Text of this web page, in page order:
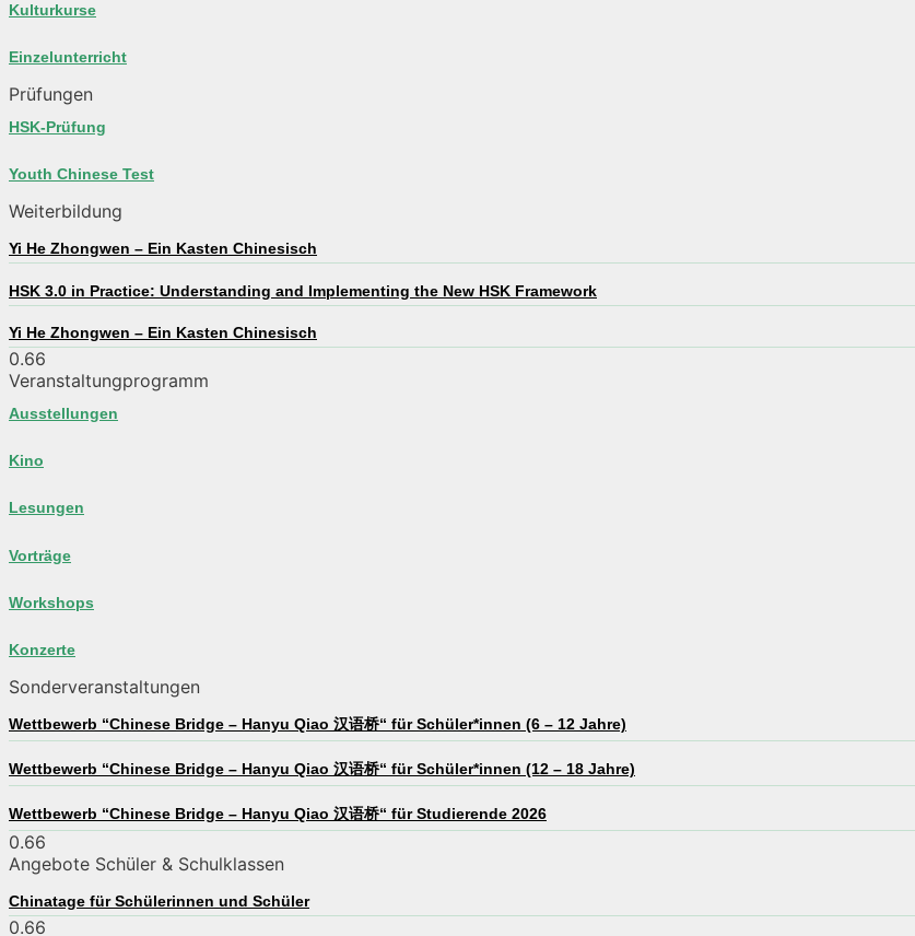
Kulturkurse
Einzelunterricht
Prüfungen
HSK-Prüfung
Youth Chinese Test
Weiterbildung
Yi He Zhongwen – Ein Kasten Chinesisch
HSK 3.0 in Practice: Understanding and Implementing the New HSK Framework
Yi He Zhongwen – Ein Kasten Chinesisch
Veranstaltungprogramm
Ausstellungen
Kino
Lesungen
Vorträge
Workshops
Konzerte
Sonderveranstaltungen
Wettbewerb “Chinese Bridge – Hanyu Qiao 汉语桥“ für Schüler*innen (6 – 12 Jahre)
Wettbewerb “Chinese Bridge – Hanyu Qiao 汉语桥“ für Schüler*innen (12 – 18 Jahre)
Wettbewerb “Chinese Bridge – Hanyu Qiao 汉语桥“ für Studierende 2026
Angebote Schüler & Schulklassen
Chinatage für Schülerinnen und Schüler